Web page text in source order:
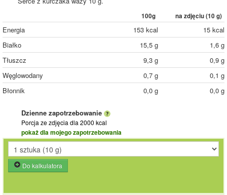
100g na zdjęciu (10 g)
Energia 153 kcal
15 kcal
Białko
15,5 g
1,6 g
Tłuszcz
9,3 g
0,9 g
Węglowodany
0,7 g
0,1 g
Błonnik
0,0 g 0,0 g
Dzienne zapotrzebowanie
Porcja ze zdjęcia dla 2000 kcal
pokaż dla mojego zapotrzebowania
Do kalkulatora